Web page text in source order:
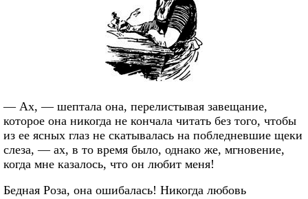
— Ах, — шептала она, перелистывая завещание,
которое она никогда не кончала читать без того, чтобы
из ее ясных глаз не скатывалась на побледневшие щеки
слеза, — ах, в то время было, однако же, мгновение,
когда мне казалось, что он любит меня!
Бедная Роза, она ошибалась! Никогда любовь